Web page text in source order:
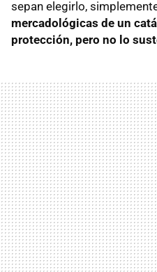
sepan elegirlo,
mercadológicas de un
protección, pero no lo